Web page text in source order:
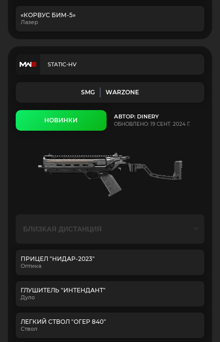
«КОРВУС БИМ-5»
Лазер
STATIC-HV
SMG WARZONE
НОВИНКИ АВТОР: DINERY
ОБНОВЛЕНО: 19 СЕНТ. 2024 Г.
ПРИЦЕЛ "НИДАР-2023"
Оптика
ГЛУШИТЕЛЬ "ИНТЕНДАНТ"
Дуло
ЛЕГКИЙ СТВОЛ "ОГЕР 840"
Ствол